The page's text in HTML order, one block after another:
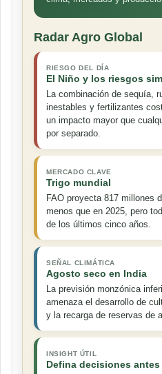
Radar Agro Global
RIESGO DEL DÍA
El Niño y los riesgos
La combinación de sequía,
inestables y fertilizantes
un impacto mayor que
por separado.
MERCADO CLAVE
Trigo mundial
FAO proyecta 817 millones
menos que en 2025, pero
de los últimos cinco años.
SEÑAL CLIMÁTICA
Agosto seco en India
La previsión monzónica
amenaza el desarrollo de
y la recarga de reservas de
INSIGHT ÚTIL
Defina decisiones